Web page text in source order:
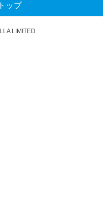
ップ
LIMITED.